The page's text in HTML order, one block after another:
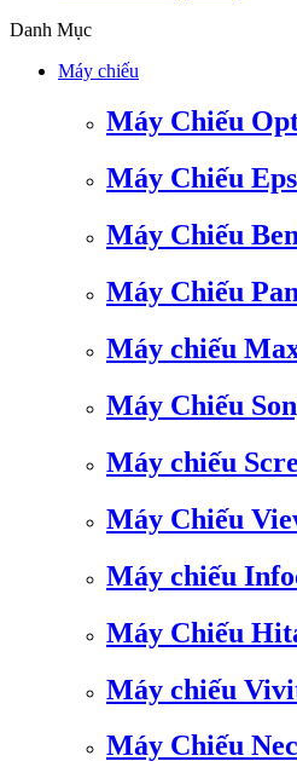
Danh Mục
Máy chiếu
Máy Chiếu
Máy Chiếu
Máy Chiếu
Máy Chiếu
Máy chiếu
Máy Chiếu
Máy chiếu
Máy Chiếu
Máy chiếu
Máy Chiếu
Máy chiếu
Máy Chiếu Nec